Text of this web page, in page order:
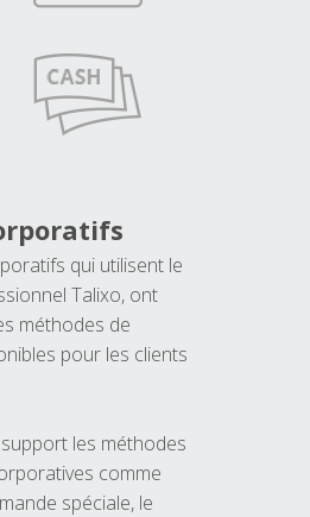
qui utilisent le
Talixo, ont
méthodes de
pour les clients
support les méthodes
comme
spéciale, le